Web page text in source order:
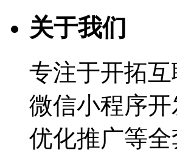
关于我们
专注于开拓
微信小程序
优化推广等